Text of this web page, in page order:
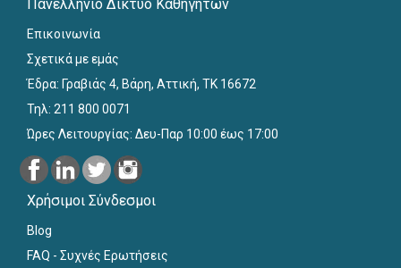
Πανελλήνιο Δίκτυο Καθηγητών
Επικοινωνία
Σχετικά με εμάς
Έδρα: Γραβιάς 4, Βάρη, Αττική, ΤΚ 16672
Τηλ: 211 800 0071
Ώρες Λειτουργίας: Δευ-Παρ 10:00 έως 17:00
Χρήσιμοι Σύνδεσμοι
Blog
FAQ - Συχνές Ερωτήσεις